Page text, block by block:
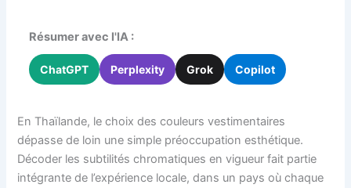
Résumer avec l'IA :
ChatGPT Perplexity Grok Copilot
En Thaïlande, le choix des couleurs vestimentaires
dépasse de loin une simple préoccupation esthétique.
Décoder les subtilités chromatiques en vigueur fait partie
intégrante de l’expérience locale, dans un pays où chaque